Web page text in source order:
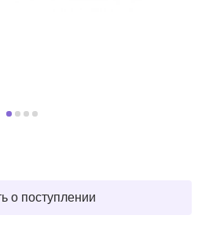
о поступлении